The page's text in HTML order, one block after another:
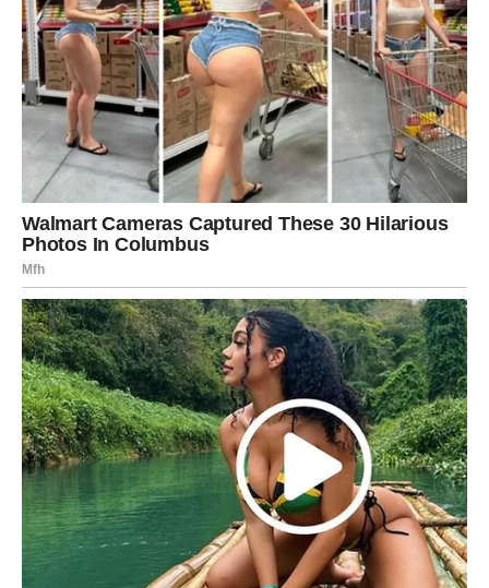
Pravi ljudi pojavljivaće se u pravom trenutku, mnoge
okolnosti razvijaće se u vašu korist, a svaki novi korak
vodiće vas bliže ostvarenju ciljeva koje dugo nosite u
sebi.
Nemojte dozvoliti da vas prošla razočaranja spriječe da
prihvatite sreću koja vam dolazi. Pred vama su dani koji
mogu promijeniti mnogo toga nabolje.
Završna poruka zvijezda za Ovna
Dolazi vam jedan od najboljih perioda u životu. Poslovni
uspjesi, finansijska sigurnost, sklad u ljubavi i ostvarenje
velikih želja obilježiće vrijeme koje dolazi.
Zvijezde vam poručuju da vjerujete svojim
sposobnostima, da sa osmijehom prihvatite nove prilike i
da ne odustajete od svojih snova. Sudbina vam priprema
razdoblje koje može nadmašiti čak i vaša najveća